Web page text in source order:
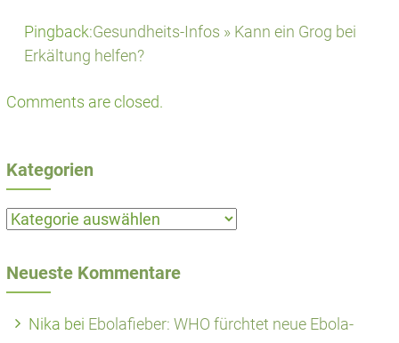
Pingback:Gesundheits-Infos » Kann ein Grog bei
Erkältung helfen?
Comments are closed.
Kategorien
Kategorien
Neueste Kommentare
Nika bei Ebolafieber: WHO fürchtet neue Ebola-